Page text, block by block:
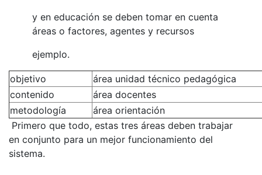
y en educación se deben tomar en cuenta
áreas o factores, agentes y recursos
ejemplo.
objetivo
área unidad técnico pedagógica
contenido
área docentes
metodología
área orientación
Primero que todo, estas tres áreas deben trabajar
en conjunto para un mejor funcionamiento del
sistema.